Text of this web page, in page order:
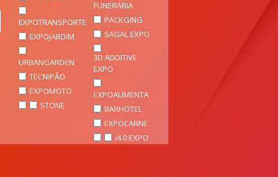
EXPOTRANSPORTE
EXPOJARDIM
URBANGARDEN
TECNIPÃO
EXPOMOTO
STONE
FUNERÁRIA
PACKGING
SAGAL EXPO
3D ADDITIVE
EXPO
EXPOALIMENTA
BARHOTEL
EXPOCARNE
i4.0 EXPO